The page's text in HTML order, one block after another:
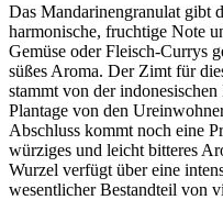
Das Mandarinengranulat gibt
harmonische, fruchtige Note
Gemüse oder Fleisch-Currys
süßes Aroma. Der Zimt für
stammt von der
Plantage von den
Abschluss kommt noch eine
würziges und leicht bitteres
Wurzel verfügt über eine
wesentlicher Bestandteil von